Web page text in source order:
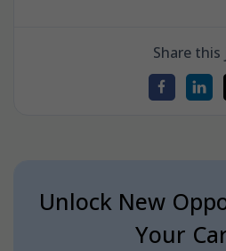
Share this
Unlock New
Your